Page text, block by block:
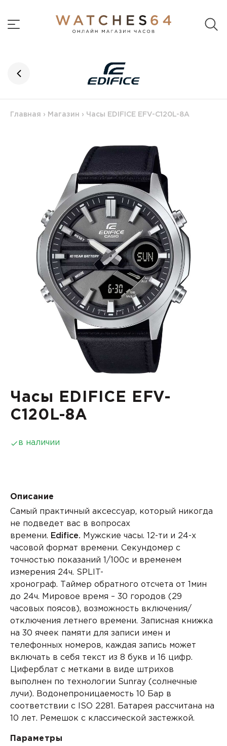
Главная › Магазин › Часы EDIFICE EFV-C120L-8A
Часы EDIFICE EFV-
C120L-8A
в наличии
Описание
Самый практичный аксессуар, который никогда
не подведет вас в вопросах
времени. Edifice. Мужские часы.
12-ти и 24-х
часовой формат времени. Секундомер с
точностью показаний 1/100с и временем
измерения 24ч. SPLIT-
хронограф.
Таймер обратного отсчета от 1мин
до 24ч. Мировое время – 30 городов (29
часовых поясов), возможность включения/
отключения летнего времени. Записная книжка
на 30 ячеек памяти для записи имен и
телефонных номеров, каждая запись может
включать в себя текст из 8 букв и 16 цифр.
Циферблат с метками в виде штрихов
выполнен по технологии Sunray (солнечные
лучи). Водонепроницаемость 10 Бар в
соответствии с ISO 2281. Батарея рассчитана на
10 лет. Ремешок с классической застежкой.
Параметры